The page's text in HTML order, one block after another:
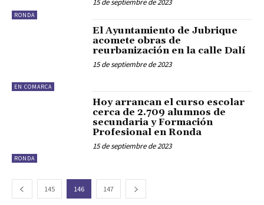
RONDA
15 de septiembre de 2023
EN COMARCA
El Ayuntamiento de Jubrique
acomete obras de
reurbanización en la calle Dalí
15 de septiembre de 2023
RONDA
Hoy arrancan el curso escolar
cerca de 2.709 alumnos de
secundaria y Formación
Profesional en Ronda
15 de septiembre de 2023
145 146 147